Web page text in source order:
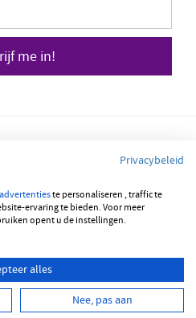
me in!
FRANÇAIS
Privacybeleid
advertentieste personaliseren , traffic te
ervaring te bieden. Voor meer
opent u de instellingen.
alles
Nee, pas aan